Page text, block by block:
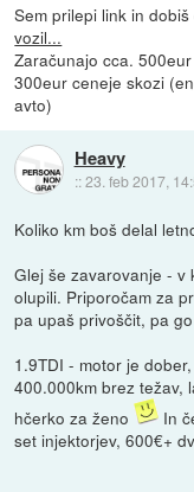
Sem prilepi link in dobiš
vozil...
Zaračunajo cca.
300eur ceneje skozi
avto)
Heavy
::23. feb 2017,
Koliko km boš delal
Glej še zavarovanje - v
olupili. Priporočam za
pa upaš privoščit, pa
1.9TDI - motor je
400.000km brez težav,
hčerko za ženo
In
set injektorjev, 600€+